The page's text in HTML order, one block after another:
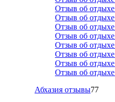
Отзыв об
Отзыв об
Отзыв об
Отзыв об
Отзыв об
Отзыв об
Отзыв об
Отзыв об
Абхазия отзывы77